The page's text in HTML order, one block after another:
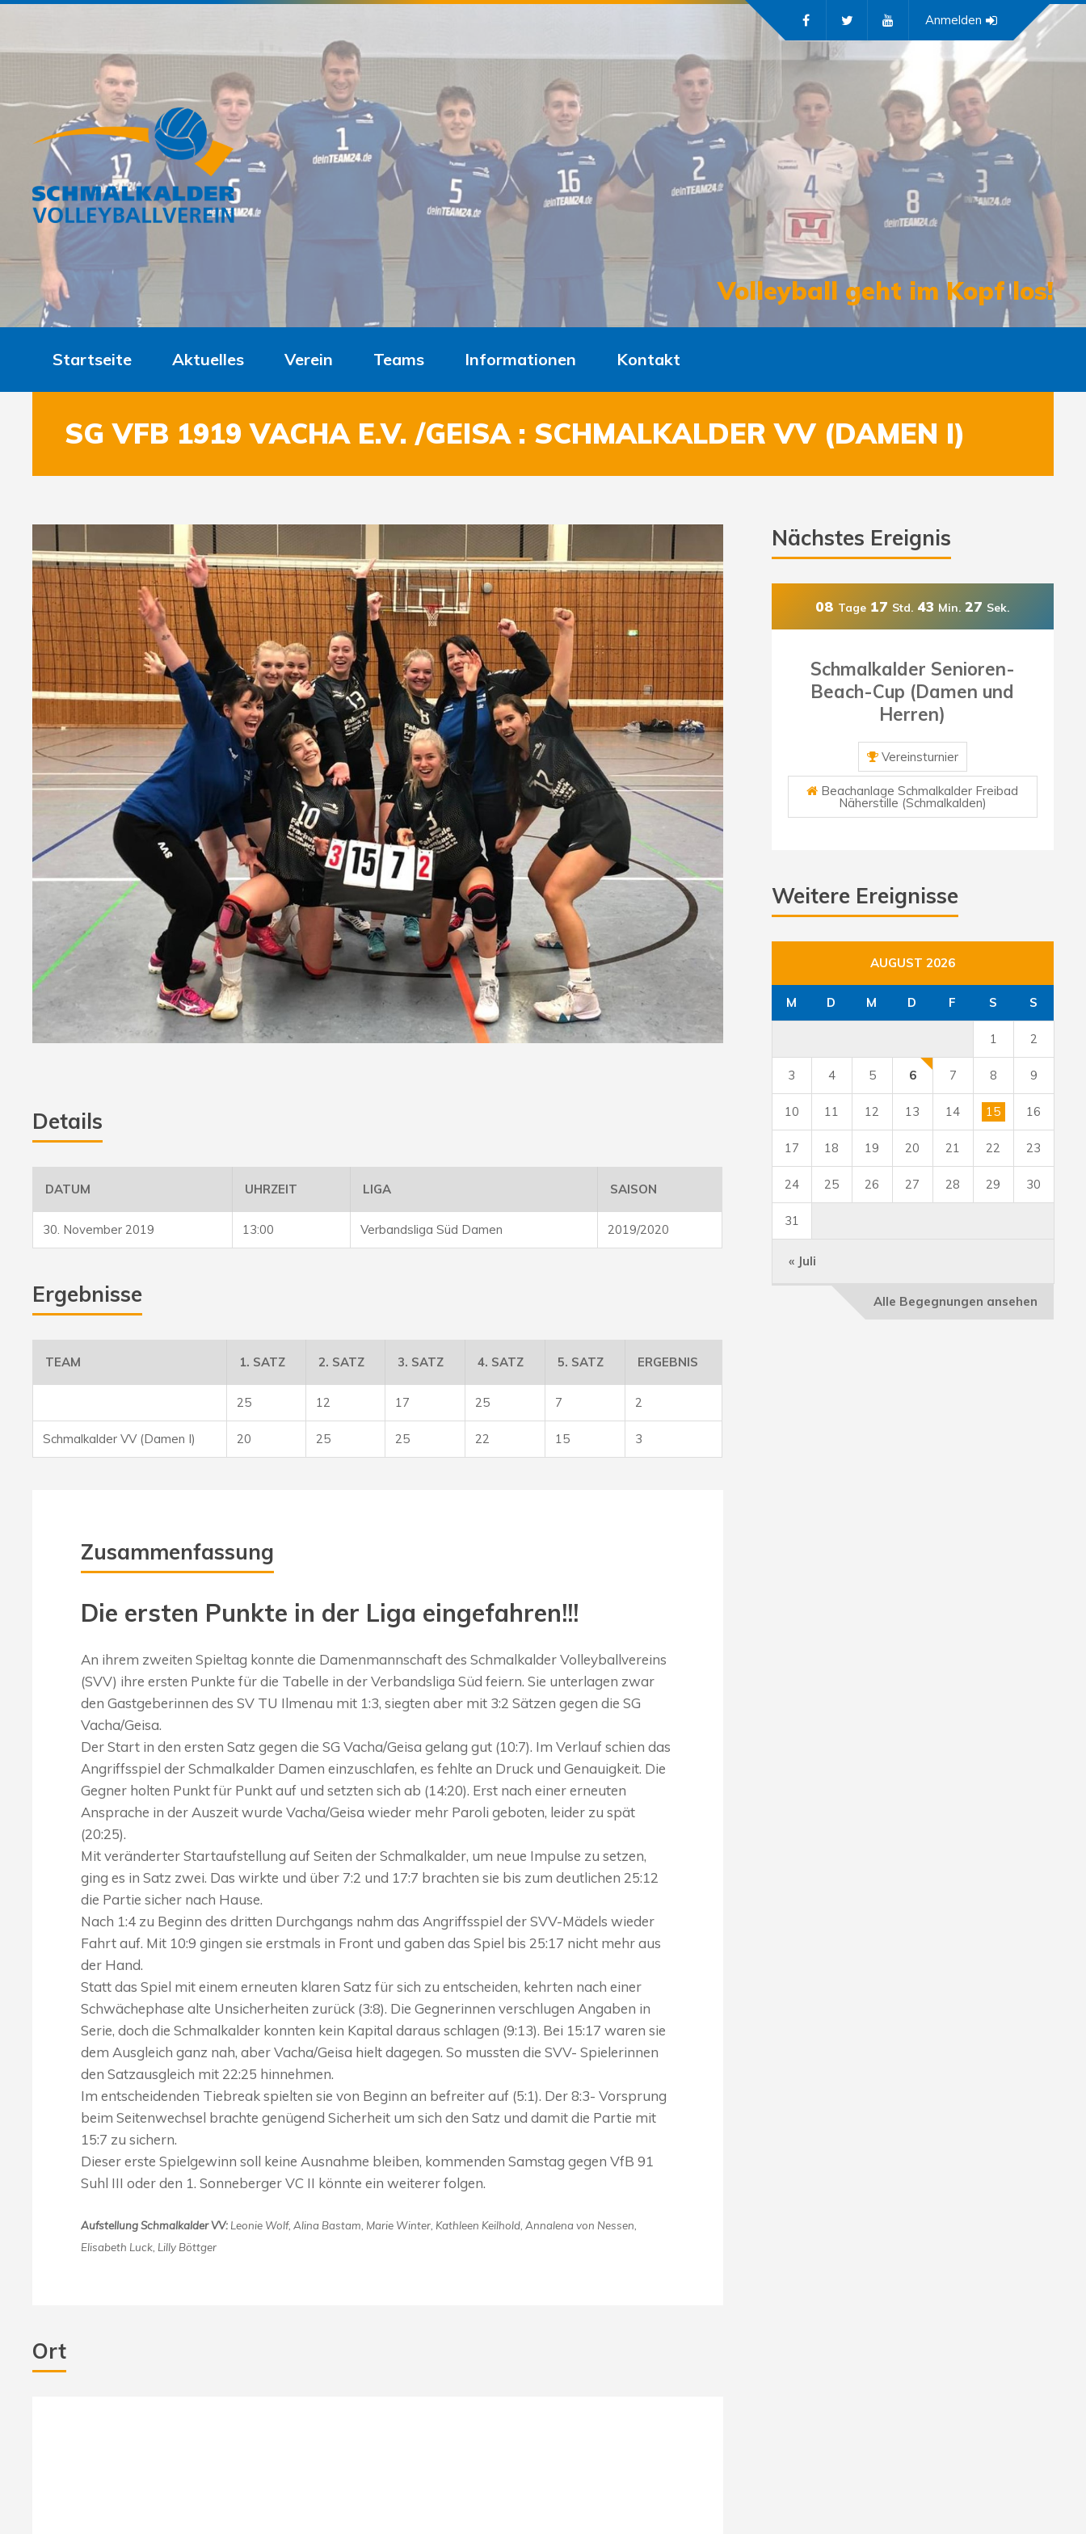
Volleyball geht im Kopf los!
Anmelden
Startseite Aktuelles Verein Teams Informationen Kontakt
SG VFB 1919 VACHA E.V. /GEISA : SCHMALKALDER VV (DAMEN I)
Details
DATUM UHRZEIT LIGA SAISON
30. November 2019 13:00 Verbandsliga Süd Damen 2019/2020
Ergebnisse
TEAM 1. SATZ 2. SATZ 3. SATZ 4. SATZ 5. SATZ ERGEBNIS
25 12 17 25 7 2
Schmalkalder VV (Damen I) 20 25 25 22 15 3
Zusammenfassung
Die ersten Punkte in der Liga eingefahren!!!
An ihrem zweiten Spieltag konnte die Damenmannschaft des Schmalkalder Volleyballvereins
(SVV) ihre ersten Punkte für die Tabelle in der Verbandsliga Süd feiern. Sie unterlagen zwar
den Gastgeberinnen des SV TU Ilmenau mit 1:3, siegten aber mit 3:2 Sätzen gegen die SG
Vacha/Geisa.
Der Start in den ersten Satz gegen die SG Vacha/Geisa gelang gut (10:7). Im Verlauf schien das
Angriffsspiel der Schmalkalder Damen einzuschlafen, es fehlte an Druck und Genauigkeit. Die
Gegner holten Punkt für Punkt auf und setzten sich ab (14:20). Erst nach einer erneuten
Ansprache in der Auszeit wurde Vacha/Geisa wieder mehr Paroli geboten, leider zu spät
(20:25).
Mit veränderter Startaufstellung auf Seiten der Schmalkalder, um neue Impulse zu setzen,
ging es in Satz zwei. Das wirkte und über 7:2 und 17:7 brachten sie bis zum deutlichen 25:12
die Partie sicher nach Hause.
Nach 1:4 zu Beginn des dritten Durchgangs nahm das Angriffsspiel der SVV-Mädels wieder
Fahrt auf. Mit 10:9 gingen sie erstmals in Front und gaben das Spiel bis 25:17 nicht mehr aus
der Hand.
Statt das Spiel mit einem erneuten klaren Satz für sich zu entscheiden, kehrten nach einer
Schwächephase alte Unsicherheiten zurück (3:8). Die Gegnerinnen verschlugen Angaben in
Serie, doch die Schmalkalder konnten kein Kapital daraus schlagen (9:13). Bei 15:17 waren sie
dem Ausgleich ganz nah, aber Vacha/Geisa hielt dagegen. So mussten die SVV- Spielerinnen
den Satzausgleich mit 22:25 hinnehmen.
Im entscheidenden Tiebreak spielten sie von Beginn an befreiter auf (5:1). Der 8:3- Vorsprung
beim Seitenwechsel brachte genügend Sicherheit um sich den Satz und damit die Partie mit
15:7 zu sichern.
Dieser erste Spielgewinn soll keine Ausnahme bleiben, kommenden Samstag gegen VfB 91
Suhl III oder den 1. Sonneberger VC II könnte ein weiterer folgen.
Aufstellung Schmalkalder VV: Leonie Wolf, Alina Bastam, Marie Winter, Kathleen Keilhold, Annalena von Nessen,
Elisabeth Luck, Lilly Böttger
Ort
Nächstes Ereignis
08 Tage 17 Std. 43 Min. 24 Sek.
Schmalkalder Senioren-
Beach-Cup (Damen und
Herren)
Vereinsturnier
Beachanlage Schmalkalder Freibad
Näherstille (Schmalkalden)
Weitere Ereignisse
AUGUST 2026
M D M D F S S
« Juli
1 2
3 4 5 6 7 8 9
10 11 12 13 14 15 16
17 18 19 20 21 22 23
24 25 26 27 28 29 30
31
Alle Begegnungen ansehen